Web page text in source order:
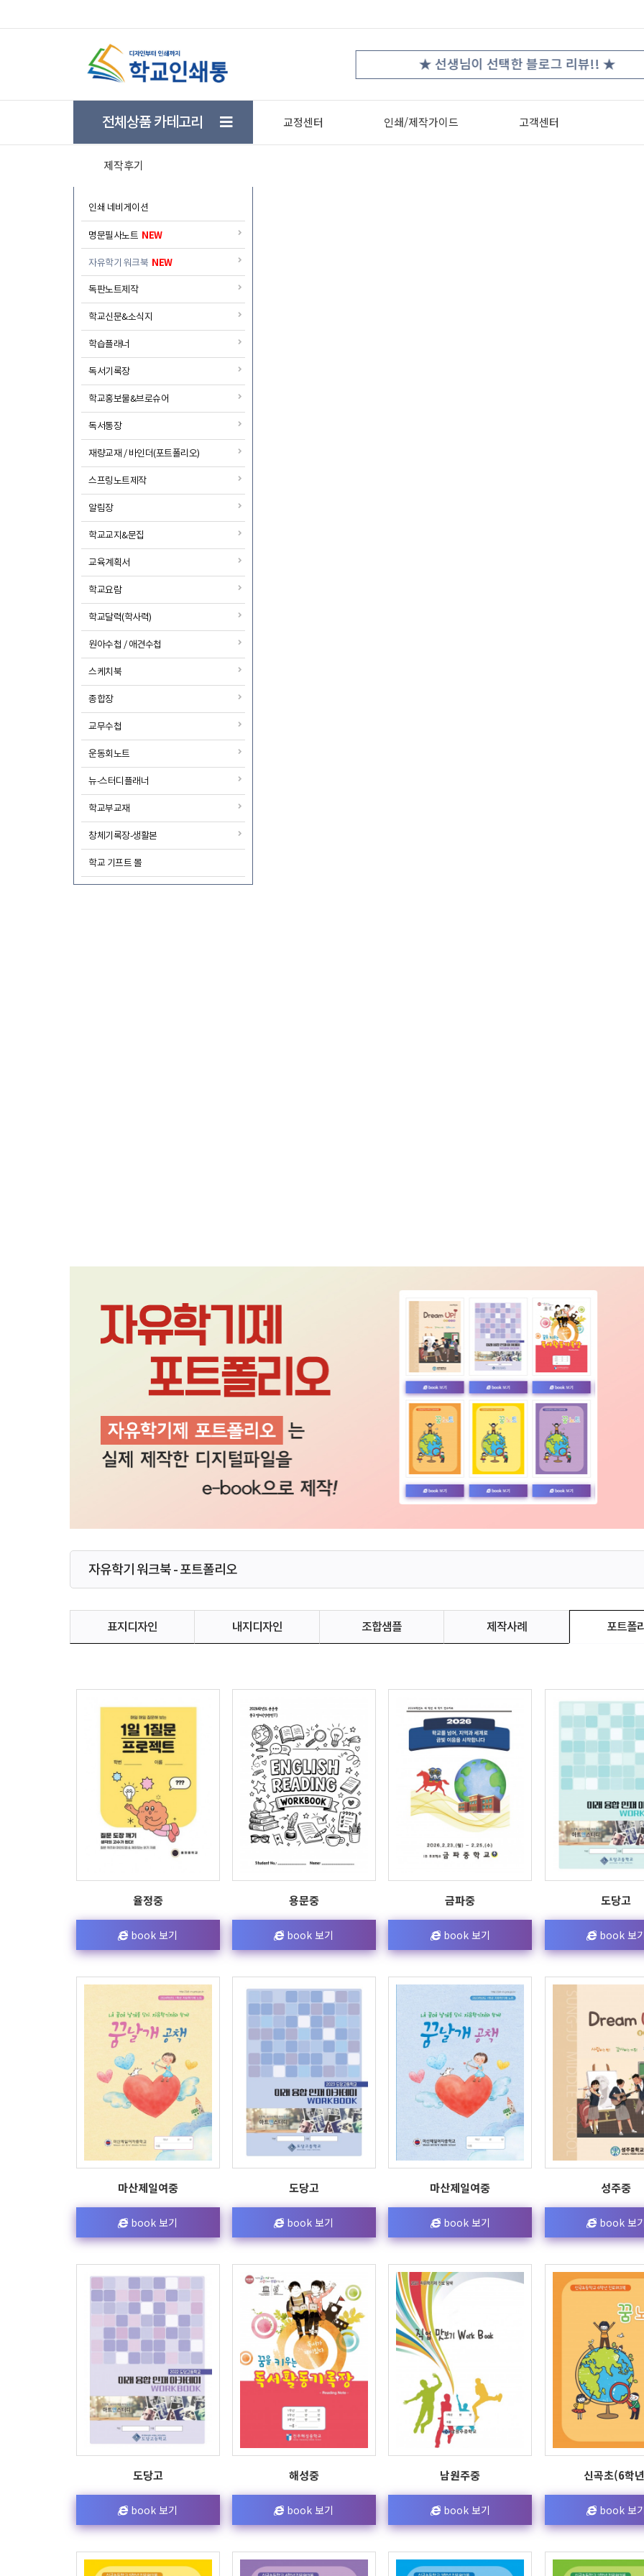
★ 학생들의 자기주도 학습을 돕기위한 학습플래너 ★ ★ 선생님이 선택한 블로그 리뷰!! ★
전체상품 카테고리
인쇄 네비게이션
명문필사노트 NEW
자유학기 워크북 NEW
독판노트제작
학교신문&소식지
학습플래너
독서기록장
학교홍보물&브로슈어
독서통장
재량교재 / 바인더(포트폴리오)
스프링노트제작
알림장
학교교지&문집
교육계획서
학교요람
학교달력(학사력)
원아수첩 / 애견수첩
스케치북
종합장
교무수첩
운동회노트
뉴-스터디플래너
학교부교재
창체기록장-생활본
학교 기프트 몰
교정센터 인쇄/제작가이드 고객센터
제작후기
자유학기 워크북 - 포트폴리오
표지디자인 내지디자인 조합샘플 제작사례 포트폴
율정중
book 보기
용문중
book 보기
금파중
book 보기
도당고
book 보
마산제일여중
book 보기
도당고
book 보기
마산제일여중
book 보기
성주중
book 보
도당고
book 보기
해성중
book 보기
남원주중
book 보기
신곡초(6학
book 보